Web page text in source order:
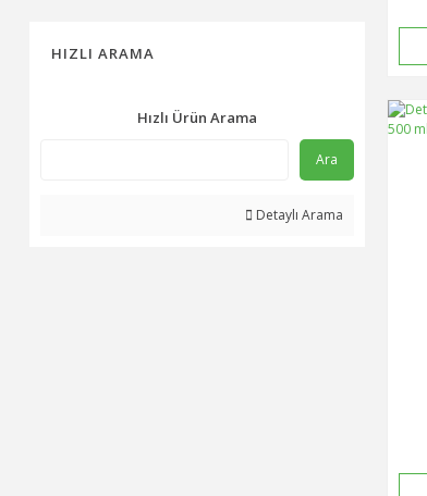
HIZLI ARAMA
Hızlı Ürün Arama
Ara
Detaylı Arama